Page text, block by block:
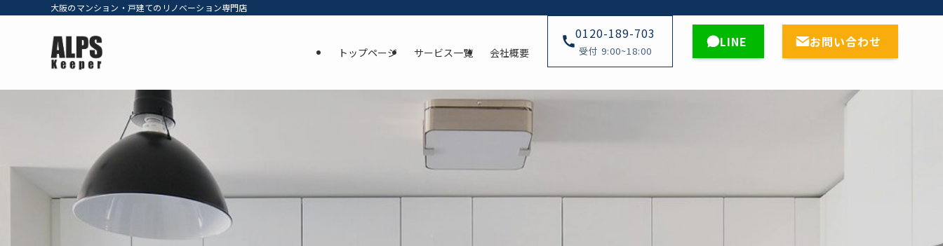
大阪のマンション・戸建てのリノベーション専門店
トップページ サービス一覧 会社概要
0120-189-703
受付 9:00~18:00
LINE お問い合わせ